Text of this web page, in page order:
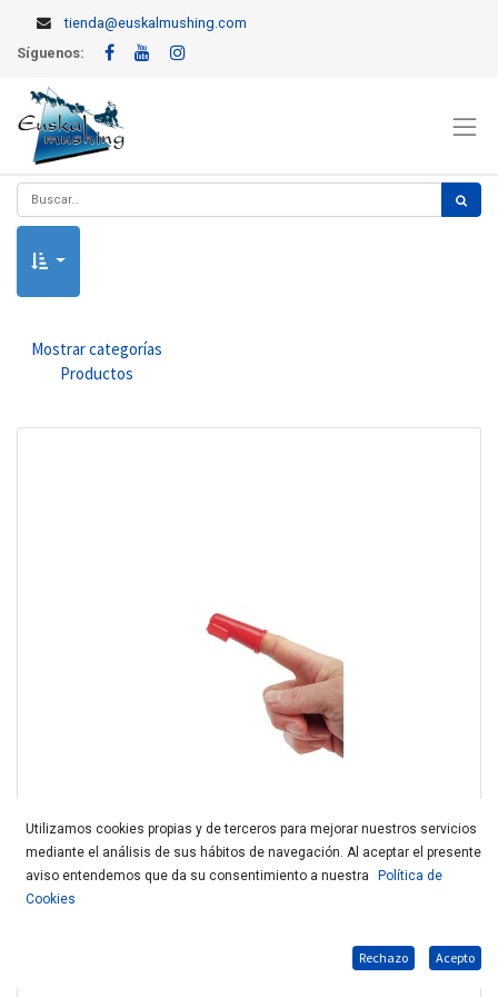
tienda@euskalmushing.com
Síguenos:
Mostrar categorías
Productos
CAMON CEPILLO DEDO B125
Utilizamos cookies propias y de terceros para mejorar nuestros servicios
mediante el análisis de sus hábitos de navegación. Al aceptar el presente
aviso entendemos que da su consentimiento a nuestra
Política de
Cookies
Rechazo Acepto